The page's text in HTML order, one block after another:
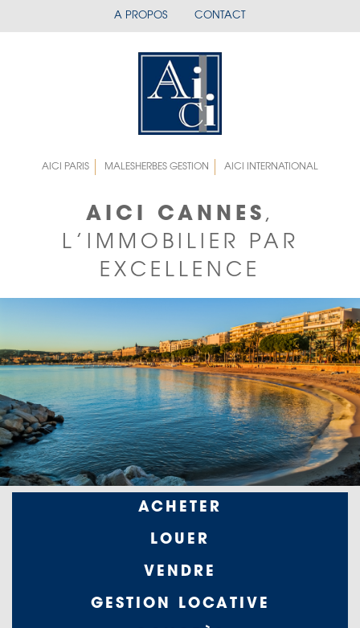
menu A PROPOS CONTACT
MenuAICI PARIS MALESHERBES GESTION AICI INTERNATIONAL
AICI CANNES ,
L’IMMOBILIER PAR
EXCELLENCE
ACHETER
LOUER
VENDRE
GESTION LOCATIVE